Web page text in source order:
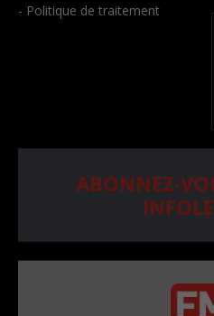
- Politique de traitement
ABONNEZ-